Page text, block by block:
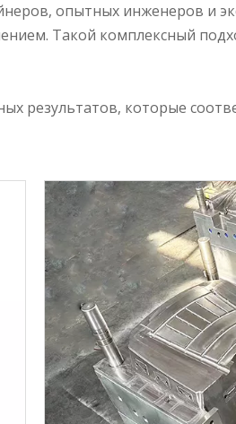
опытных инженеров и
Такой комплексный
результатов, которые